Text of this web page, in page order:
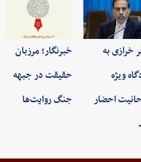
خرازی به
ویژه
احضار
خبرنگار؛ مرزبان
حقیقت در جبهه
جنگ روایت‌ها